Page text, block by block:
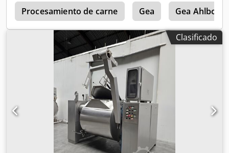
Procesamiento de carne Gea Gea Ahlborn
Clasificado